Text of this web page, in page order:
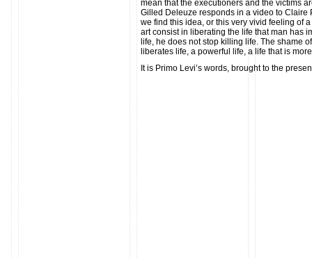
mean that the executioners and the victims
Gilled Deleuze responds in a video to Claire
we find this idea, or this very vivid feeling of
art consist in liberating the life that man has
life, he does not stop killing life. The shame
liberates life, a powerful life, a life that is
It is Primo Levi’s words, brought to the